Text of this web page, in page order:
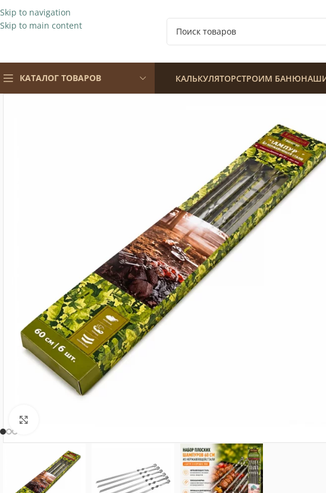
Skip to navigation
Skip to main content
КАТАЛОГ ТОВАРОВ КАЛЬКУЛЯТОРСТРОИМ БАНЮ